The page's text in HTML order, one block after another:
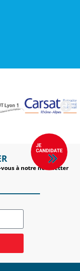
à notre newsletter